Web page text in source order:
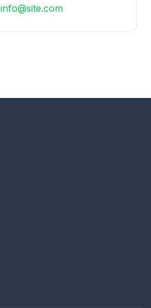
info@site.com